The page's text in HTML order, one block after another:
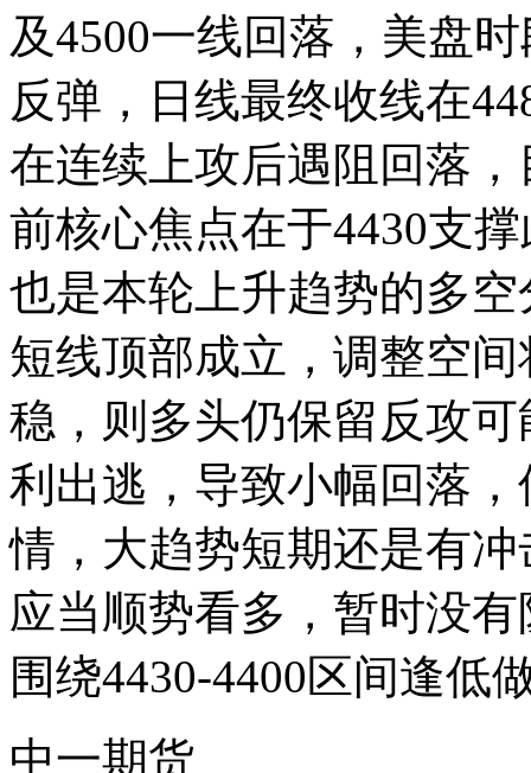
及4500一线回落，美盘
反弹，日线最终收线在
在连续上攻后遇阻回落
前核心焦点在于4430支
也是本轮上升趋势的多
短线顶部成立，调整空
稳，则多头仍保留反攻
利出逃，导致小幅回落
情，大趋势短期还是有
应当顺势看多，暂时没
围绕4430-4400区间逢低
中一期货